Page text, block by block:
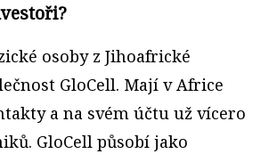
osoby z Jihoafrické
GloCell. Mají v Africe
a na svém účtu už vícero
GloCell působí jako